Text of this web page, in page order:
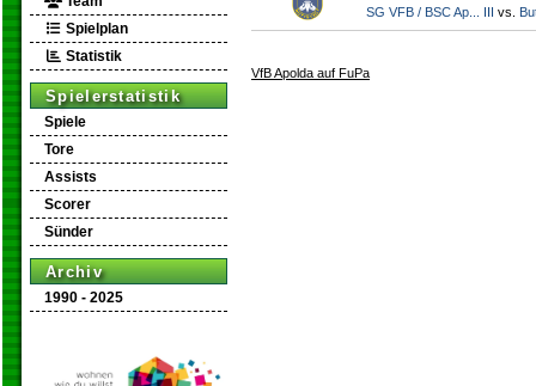
Spielplan
Statistik
Spielerstatistik
Spiele
Tore
Assists
Scorer
Sünder
Archiv
1990 - 2025
SG VFB / BSC Ap... III vs.
VfB Apolda auf FuPa